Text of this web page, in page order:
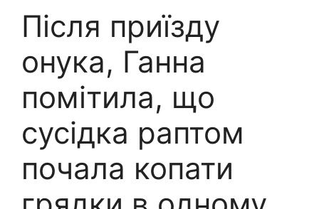
Після приїзду
онука, Ганна
помітила, що
сусідка раптом
почала копати